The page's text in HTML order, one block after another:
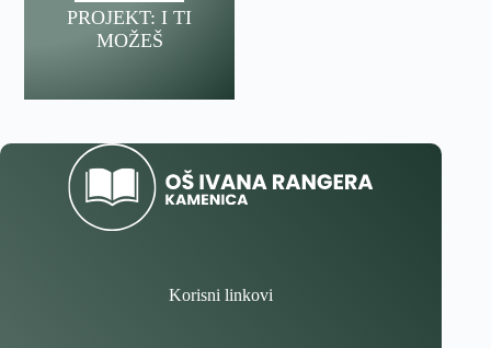
PROJEKT: I TI
MOŽEŠ
Korisni linkovi